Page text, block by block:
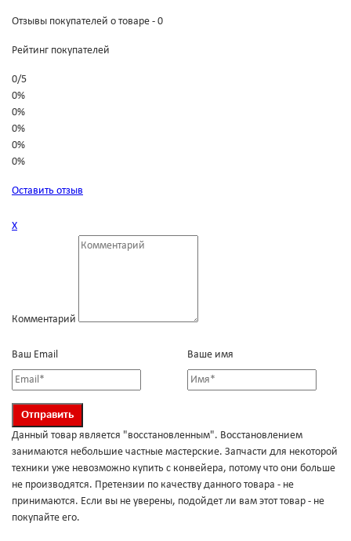
Отзывы покупателей о товаре - 0
Рейтинг покупателей
0/5
0%
0%
0%
0%
0%
Оставить отзыв
Х
Комментарий
Ваш Email Ваше имя
Данный товар является "восстановленным". Восстановлением
занимаются небольшие частные мастерские. Запчасти для некоторой
техники уже невозможно купить с конвейера, потому что они больше
не производятся. Претензии по качеству данного товара - не
принимаются. Если вы не уверены, подойдет ли вам этот товар - не
покупайте его.